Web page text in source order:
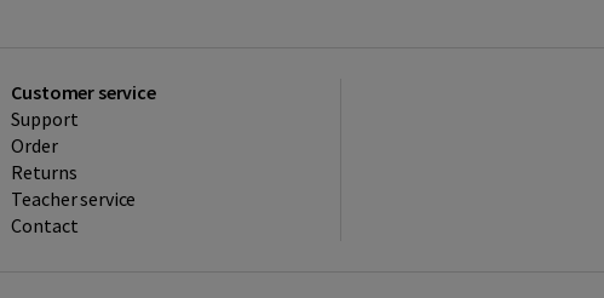
Customer service
Support
Order
Returns
Teacher service
Contact